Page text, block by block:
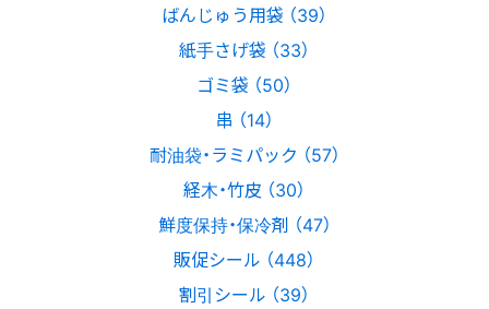
ばんじゅう用袋 （39）
紙手さげ袋 （33）
ゴミ袋 （50）
串 （14）
耐油袋・ラミパック （57）
経木・竹皮 （30）
鮮度保持・保冷剤 （47）
販促シール （448）
割引シール （39）